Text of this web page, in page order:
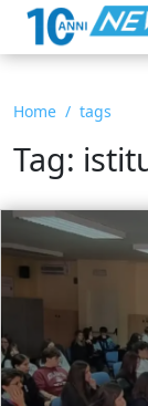
Home tags
Tag: